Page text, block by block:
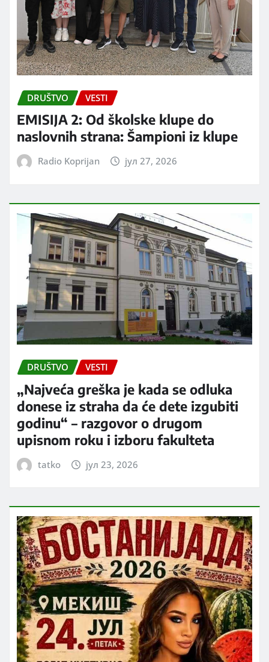
DRUŠTVO VESTI
EMISIJA 2: Od školske klupe do
naslovnih strana: Šampioni iz klupe
Radio Koprijan јул 27, 2026
DRUŠTVO VESTI
„Najveća greška je kada se odluka
donese iz straha da će dete izgubiti
godinu“ – razgovor o drugom
upisnom roku i izboru fakulteta
tatko јул 23, 2026